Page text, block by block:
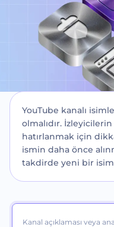
YouTube kanalı
olmalıdır.
hatırlanmak için
ismin daha önce
takdirde yeni bir